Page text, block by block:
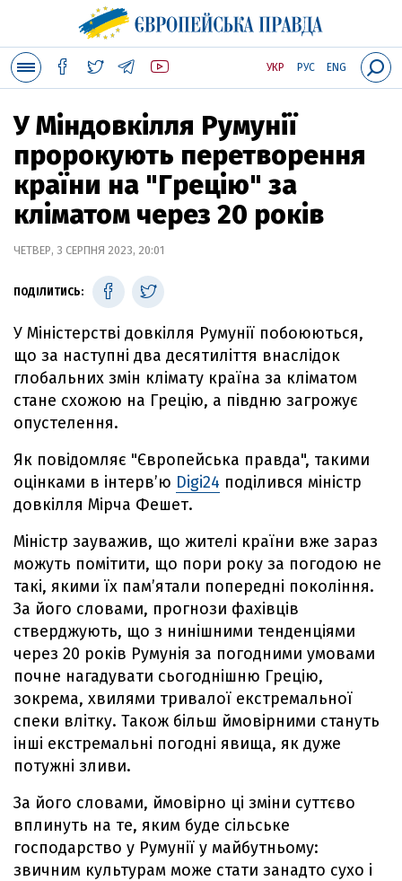
УКР РУС ENG
У Міндовкілля Румунії
пророкують перетворення
країни на "Грецію" за
кліматом через 20 років
ЧЕТВЕР, 3 СЕРПНЯ 2023, 20:01
ПОДІЛИТИСЬ:
У Міністерстві довкілля Румунії побоюються,
що за наступні два десятиліття внаслідок
глобальних змін клімату країна за кліматом
стане схожою на Грецію, а півдню загрожує
опустелення.
Як повідомляє "Європейська правда", такими
оцінками в інтерв’ю Digi24 поділився міністр
довкілля Мірча Фешет.
Міністр зауважив, що жителі країни вже зараз
можуть помітити, що пори року за погодою не
такі, якими їх пам’ятали попередні покоління.
За його словами, прогнози фахівців
стверджують, що з нинішними тенденціями
через 20 років Румунія за погодними умовами
почне нагадувати сьогоднішню Грецію,
зокрема, хвилями тривалої екстремальної
спеки влітку. Також більш ймовірними стануть
інші екстремальні погодні явища, як дуже
потужні зливи.
За його словами, ймовірно ці зміни суттєво
вплинуть на те, яким буде сільське
господарство у Румунії у майбутньому:
звичним культурам може стати занадто сухо і